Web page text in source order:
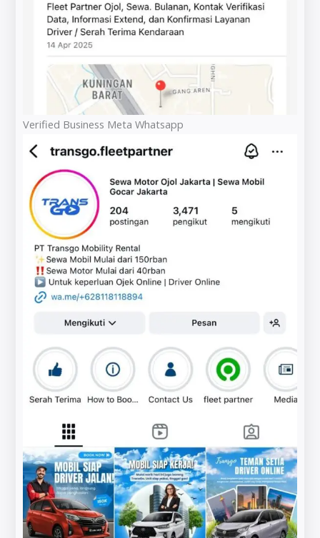
Verified Business Meta Whatsapp